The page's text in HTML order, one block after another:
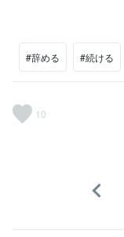
#辞める #続ける
10